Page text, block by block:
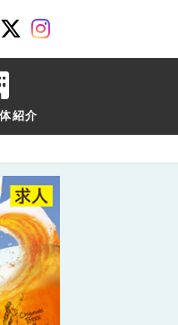
紹介